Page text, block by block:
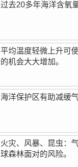
过去20多年海洋含氧
平均温度轻微上升可
的机会大大增加。
海洋保护区有助减缓
火灾、风暴、昆虫：
球森林面对的风险。